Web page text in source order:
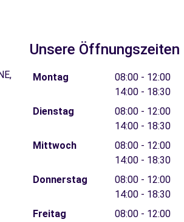
Unsere Öffnungszeiten
Montag
08:00 - 12:00
14:00 - 18:30
Dienstag
08:00 - 12:00
14:00 - 18:30
Mittwoch
08:00 - 12:00
14:00 - 18:30
Donnerstag
08:00 - 12:00
14:00 - 18:30
Freitag
08:00 - 12:00